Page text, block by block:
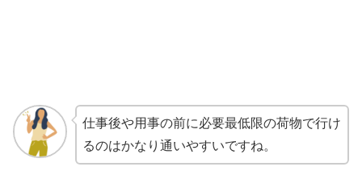
仕事後や用事の前に必要最低限の荷物で行け
るのはかなり通いやすいですね。